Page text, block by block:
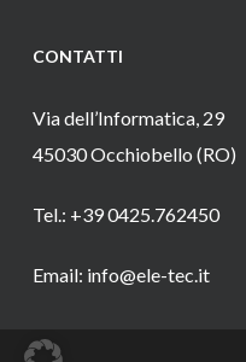
CONTATTI
Via dell’Informatica, 29
45030 Occhiobello (RO)
Tel.: +39 0425.762450
Email: info@ele-tec.it